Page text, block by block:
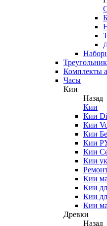
Комплекты
Часы
Кии
Назад
Кии
Кии
Кии
Кии
Кии
Кии
Кии
Кии
Кии
Кии
Кии
Древки
Назад